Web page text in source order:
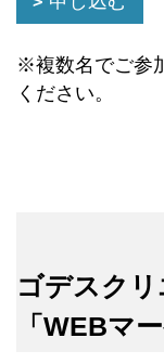
※複数名でご参
ください。
ゴデスク
「WEBマ